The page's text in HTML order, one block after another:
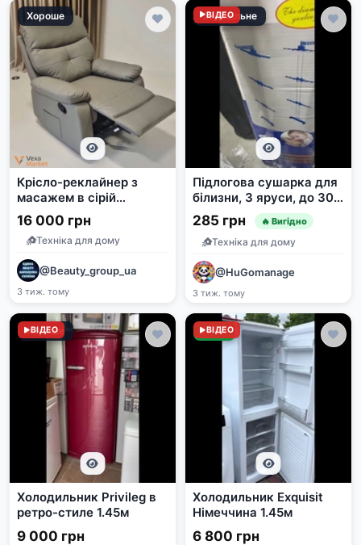
Хороше
Крісло-реклайнер з
масажем в сірій
екошкірі
16 000 грн
Техніка для дому
@Beauty_group_ua
3 тиж. тому
Задовільне
ВІДЕО
Підлогова сушарка для
білизни, 3 яруси, до 30
кг, 170х126х64см
285 грн 🔥 Вигідно
Техніка для дому
@HuGomanage
3 тиж. тому
Хороше
ВІДЕО
Холодильник Privileg в
ретро-стиле 1.45м
9 000 грн
Нове
ВІДЕО
Холодильник Exquisit
Німеччина 1.45м
6 800 грн